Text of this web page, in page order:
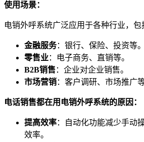
使用场景：
电销外呼系统广泛应用于各种行业，包
金融服务：银行、保险、投资等。
零售业：电子商务、直销等。
B2B销售 ：企业对企业销售。
市场营销：客户调研、市场推广等
电话销售都在用电销外呼系统的原因：
提高效率：自动化功能减少手动
效率。